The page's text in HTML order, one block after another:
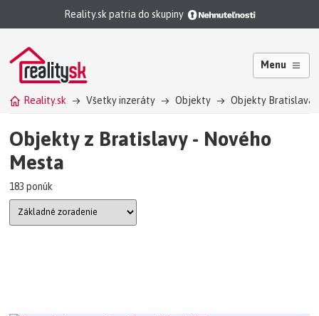
Reality.sk patria do skupiny
Menu
Reality.sk Všetky inzeráty Objekty Objekty
Objekty z Bratislavy - Nového
Mesta
183 ponúk